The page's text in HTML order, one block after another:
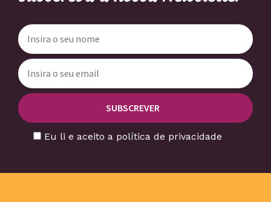
Eu li e aceito a política de privacidade